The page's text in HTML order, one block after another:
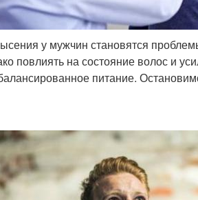
у мужчин становятся
повлиять на состояние волос и
питание.